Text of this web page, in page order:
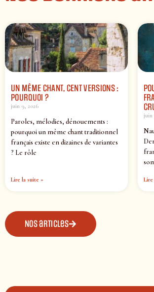
UN MÊME CHANT, CENT VERSIONS :
POURQUOI ?
juin 9, 2026
Paroles, mélodies, dénouements :
pourquoi un même chant traditionnel
français existe en dizaines de variantes
? Le rôle
Lire la suite »
juin
Lire
Nos articles